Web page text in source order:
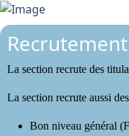
La section recrute des
La section recrute aussi
Bon niveau général